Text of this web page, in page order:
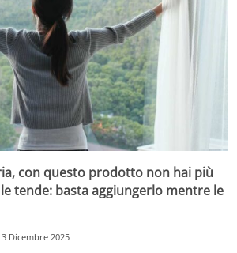
con questo prodotto non hai più
tende: basta aggiungerlo mentre le
3 Dicembre 2025